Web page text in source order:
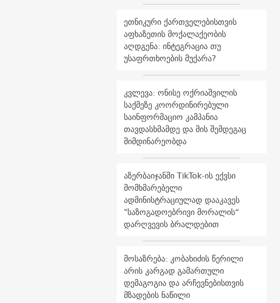
ეთნიკური ქართველებისთვის
აფხაზეთის მოქალაქეობის
აღდგენა: ინტეგრაცია თუ
უსაფრთხოების მუქარა?
კვლევა: ონისე ოქრიაშვილის
საქმეზე კოორდინირებული
საინფორმაციო კამპანია
თავდასხმამდე და მის შემდეგაც
მიმდინარეობდა
აზერბაიჯანში TikTok-ის ექვსი
მომხმარებელი
ადმინისტრაციულად დააკავეს
"საზოგადოებრივი მორალის“
დარღვევის ბრალდებით
მოსაზრება: კობახიძის წერილი
არის კარგად გამართული
დემაგოგია და არჩევნებისთვის
მზადების ნაწილი